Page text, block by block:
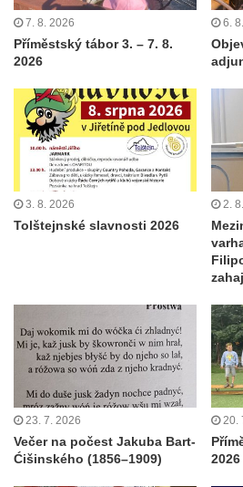
7. 8. 2026
Příměstský tábor 3. – 7. 8.
2026
6.
3. 8. 2026
Tolštejnské slavnosti 2026
2.
23. 7. 2026
Večer na počest Jakuba Bart-
Ćišinského (1856–1909)
20.
2026